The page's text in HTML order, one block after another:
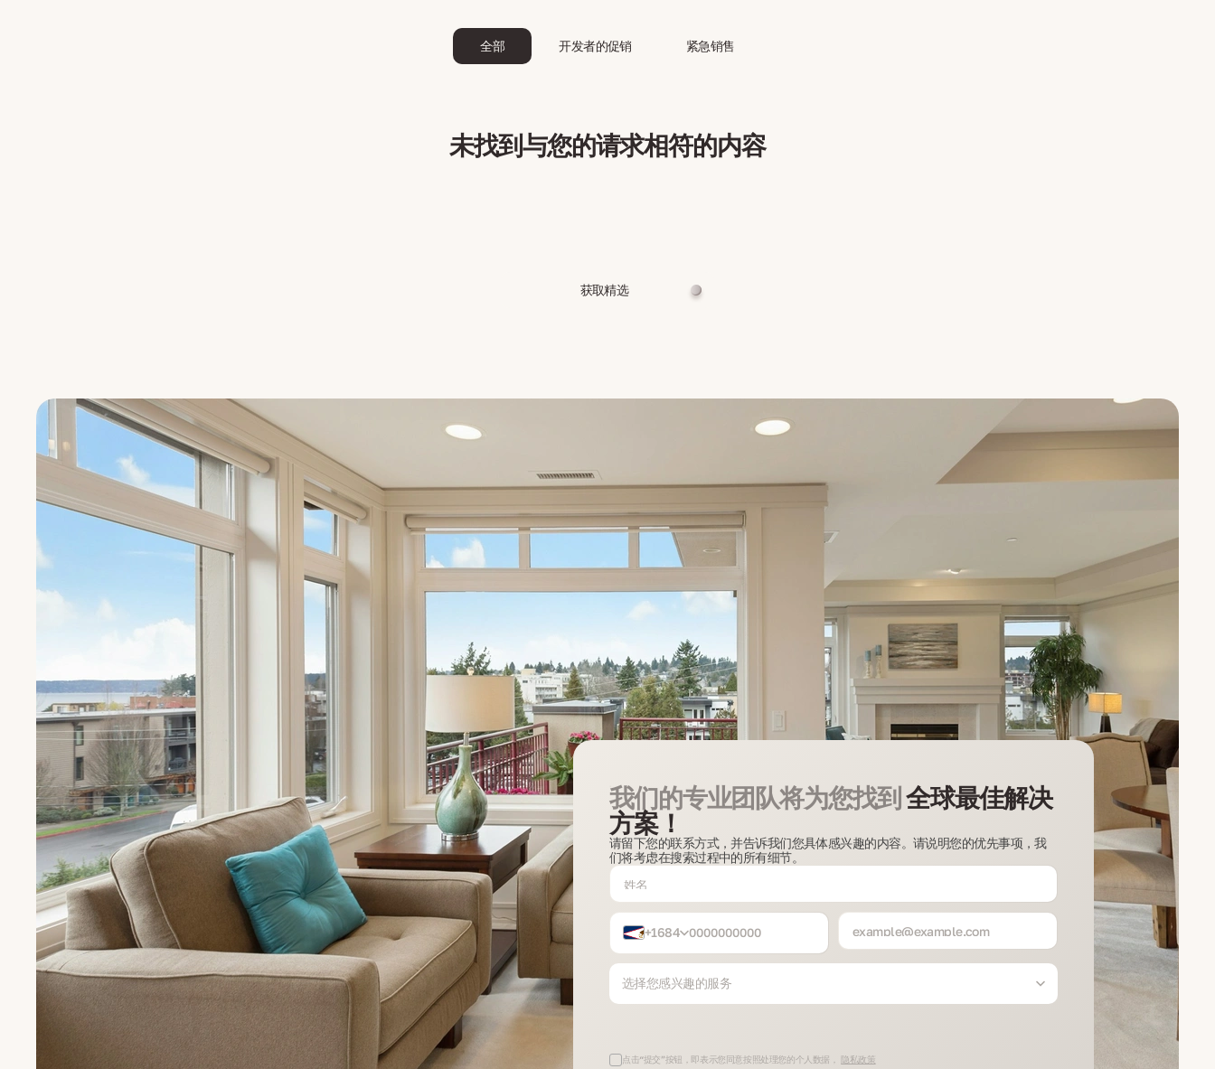
全部 开发者的促销 紧急销售
未找到与您的请求相符的内容
获取精选
我们的专业团队将为您找到 全球最佳解决
方案！
请留下您的联系方式，并告诉我们您具体感兴趣的内容。请说明您的优先事项，我
们将考虑在搜索过程中的所有细节。
+1684
选择您感兴趣的服务
点击“提交”按钮，即表示您同意按照处理您的个人数据， 隐私政策